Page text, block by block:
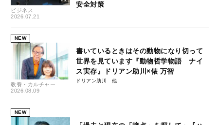
ビジネス
2026.07.21
安全対策
NEW
教養・カルチャー
2026.08.09
書いているときはその動物になり切って
世界を見ています『動物哲学物語 ナイ
ス実存』ドリアン助川×俵 万智
ドリアン助川
NEW